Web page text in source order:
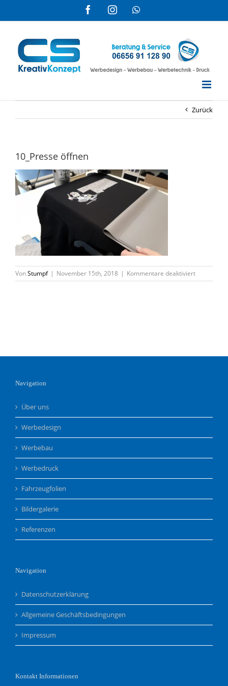
springen
FacebookInstagramWhatsApp
Zurück
10_Presse öffnen
VonStumpf | November 15th, 2018 | Kommentare deaktiviertfür
10_Presse
Navigation
Über uns
Werbedesign
Werbebau
Werbedruck
Fahrzeugfolien
Bildergalerie
Referenzen
Navigation
Datenschutzerklärung
Allgemeine Geschäftsbedingungen
Impressum
Kontakt Informationen